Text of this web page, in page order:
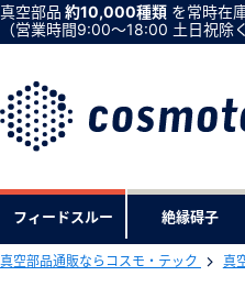
真空部品 約10,000種類 を常時在
（営業時間9:00〜18:00 土日祝除く
フィードスルー 絶縁碍子
真空部品通販ならコスモ・テック 真
下
会員